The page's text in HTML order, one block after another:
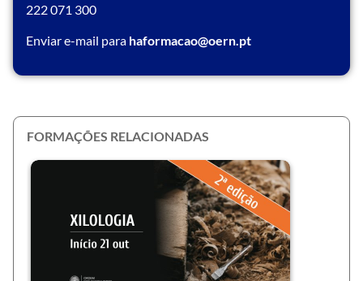
222 071 300
Enviar e-mail para haformacao@oern.pt
FORMAÇÕES RELACIONADAS